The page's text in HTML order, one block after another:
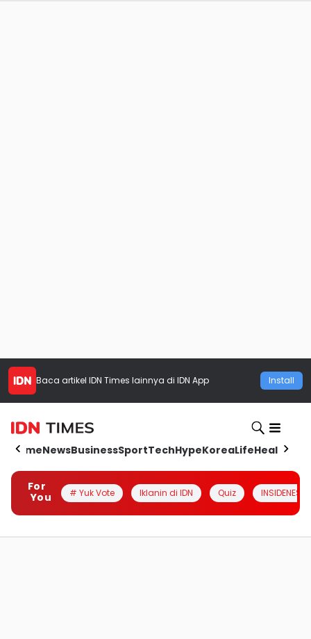
Baca artikel IDN Times lainnya di IDN App Install
HomeNewsBusinessSportTechHypeKoreaLifeHealth
For
You
# Yuk Vote Iklanin di IDN Quiz INSIDENESIA